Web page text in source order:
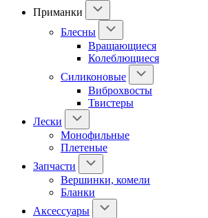
Приманки
Блесны
Вращающиеся
Колеблющиеся
Силиконовые
Виброхвосты
Твистеры
Лески
Монофильные
Плетеные
Запчасти
Вершинки, комели
Бланки
Аксессуары